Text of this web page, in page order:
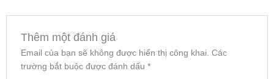
Thêm một đánh giá
Email của bạn sẽ không được hiển thị công khai. Các
trường bắt buộc được đánh dấu *